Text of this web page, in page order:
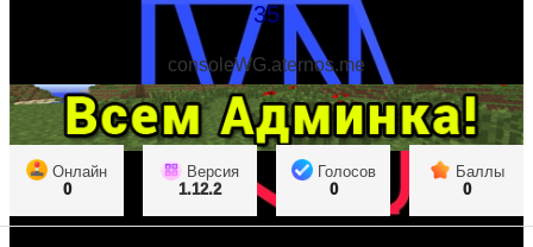
35
consoleWG.aternos.me
Онлайн
0
Версия
1.12.2
Голосов
0
Баллы
0